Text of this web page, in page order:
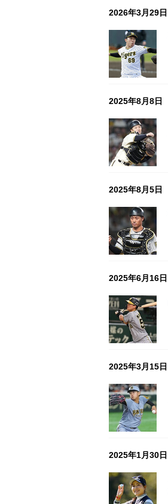
2026年3月29日
2025年8月8日
2025年8月5日
2025年6月16日
2025年3月15日
2025年1月30日